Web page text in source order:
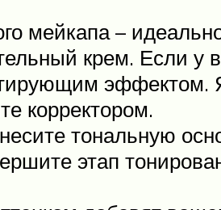
мейкапа –
крем. Если у
эффектом.
корректором.
тональную
этап